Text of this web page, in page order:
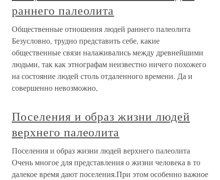
раннего палеолита
Общественные отношения людей раннего палеолита
Безусловно, трудно представить себе, какие
общественные связи налаживались между древнейшими
людьми, так как этнографам неизвестно ничего похожего
на состояние людей столь отдаленного времени. Да и
совершенно невозможно,
Поселения и образ жизни людей
верхнего палеолита
Поселения и образ жизни людей верхнего палеолита
Очень многое для представления о жизни человека в то
далекое время дают поселения.При этом особенно важное